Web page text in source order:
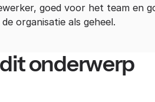
goed voor het team en
organisatie als geheel.
onderwerp